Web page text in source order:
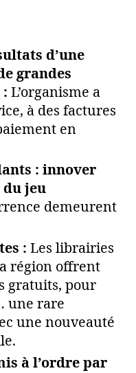
d’une
grandes
L’organisme a
à des factures
en
: innover
jeu
demeurent
: Les librairies
région offrent
gratuits, pour
une rare
une nouveauté
à l’ordre par